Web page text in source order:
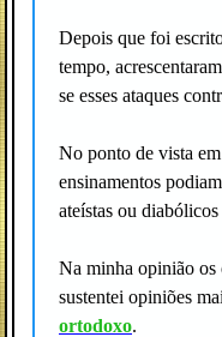
Depois que foi
tempo,
se esses ataques
No ponto de vista
ensinamentos
ateístas ou
Na minha opinião os
sustentei opiniões
ortodoxo.